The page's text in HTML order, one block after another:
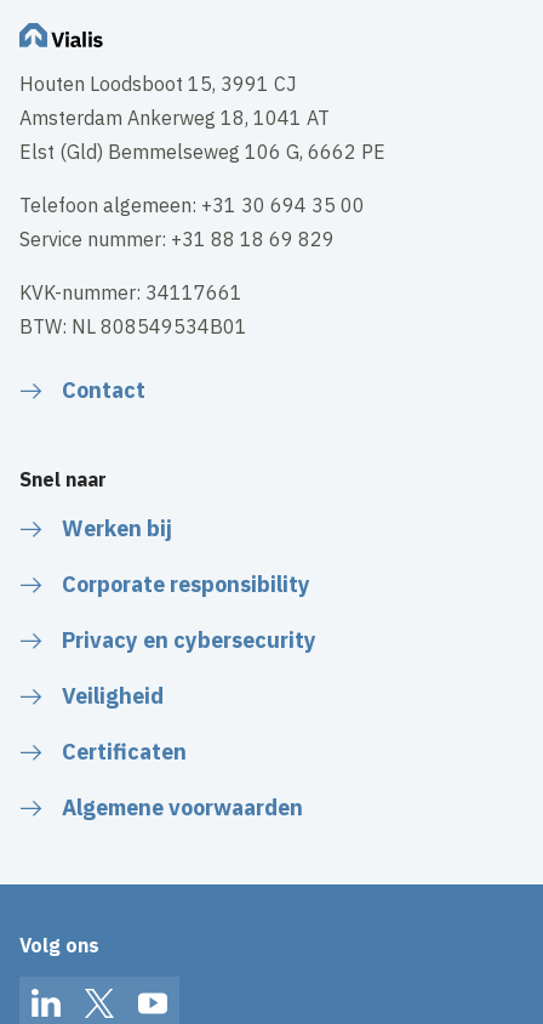
Houten Loodsboot 15, 3991 CJ
Amsterdam Ankerweg 18, 1041 AT
Elst (Gld) Bemmelseweg 106 G, 6662 PE
Telefoon algemeen: +31 30 694 35 00
Service nummer: +31 88 18 69 829
KVK-nummer: 34117661
BTW: NL 808549534B01
Contact
Snel naar
Werken bij
Corporate responsibility
Privacy en cybersecurity
Veiligheid
Certificaten
Algemene voorwaarden
Volg ons